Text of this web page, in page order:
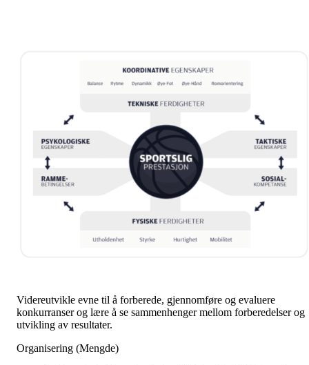
Videreutvikle evne til å forberede, gjennomføre og evaluere
konkurranser og lære å se sammenhenger mellom forberedelser og
utvikling av resultater.
Organisering (Mengde)